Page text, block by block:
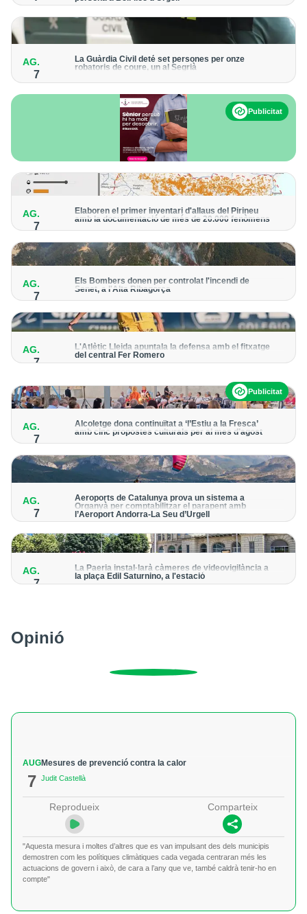
forma progressiva
AG.
7
La Guàrdia Civil deté set persones per onze
robatoris de coure, un al Segrià
Publicitat
AG.
7
Elaboren el primer inventari d'allaus del Pirineu
amb la documentació de més de 20.000 fenòmens
Obra de l'Institut Cartogràfic i Geològic de Catalunya, amb
AG.
7
Els Bombers donen per controlat l'incendi de
Senet, a l'Alta Ribagorça
El cos manté la vigilància de la zona amb drons i mitjans aeris
AG.
7
L'Atlètic Lleida apuntala la defensa amb el fitxatge
del central Fer Romero
Publicitat
AG.
7
Alcoletge dona continuïtat a ‘l’Estiu a la Fresca’
amb cinc propostes culturals per al mes d’agost
Un dels grans protagonistes de la programació serà
AG.
7
Aeroports de Catalunya prova un sistema a
Organyà per comptabilitzar el parapent amb
l’Aeroport Andorra-La Seu d’Urgell
mòbil per donar pas als avions amb vols instrumentals
AG.
7
La Paeria instal·larà càmeres de videovigilància a
la plaça Edil Saturnino, a l'estació
Opinió
AUG
7
Mesures de prevenció contra la calor
Judit Castellà
Reprodueix Comparteix
"Aquesta mesura i moltes d’altres que es van impulsant des dels municipis
demostren com les polítiques climàtiques cada vegada centraran més les
actuacions de govern i això, de cara a l’any que ve, també caldrà tenir-ho en
compte"